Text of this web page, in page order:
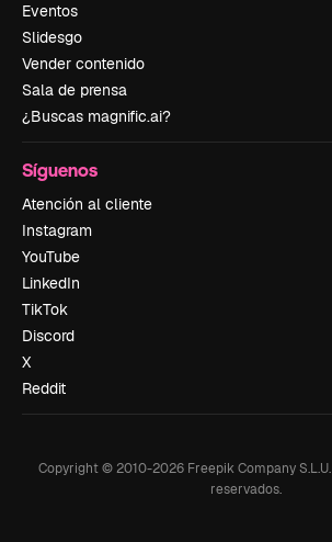
Eventos
Slidesgo
Vender contenido
Sala de prensa
¿Buscas magnific.ai?
Síguenos
Atención al cliente
Instagram
YouTube
LinkedIn
TikTok
Discord
X
Reddit
Copyright © 2010-2026 Freepik Company S.L.U.
reservados.